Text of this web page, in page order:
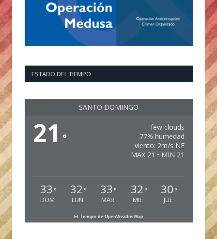
ESTADO DEL TIEMPO
SANTO DOMINGO
21 °
few clouds
77% humedad
viento: 2m/s NE
MAX 21 • MIN 21
33 °
DOM
32 °
LUN
33 °
MAR
32 °
MIE
30 °
JUE
El Tiempo de OpenWeatherMap